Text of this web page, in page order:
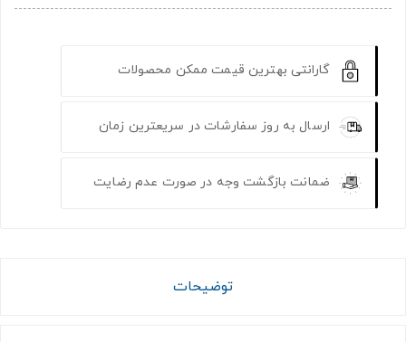
گارانتی بهترین قیمت ممکن محصولات
ارسال به روز سفارشات در سریعترین زمان
ضمانت بازگشت وجه در صورت عدم رضایت
توضیحات